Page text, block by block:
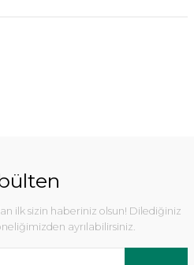
ilk sizin haberiniz olsun! Dilediğiniz
ayrılabilirsiniz.